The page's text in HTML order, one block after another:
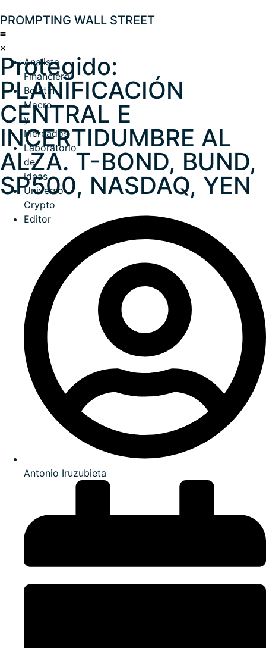
PROMPTING WALL STREET
Analista
Financiero
Boletín
Macro
y
Mercados
Laboratorio
de
ideas
Universo
Crypto
Editor
Protegido:
PLANIFICACIÓN
CENTRAL E
INCERTIDUMBRE AL
ALZA. T-BOND, BUND,
SP500, NASDAQ, YEN
Antonio Iruzubieta